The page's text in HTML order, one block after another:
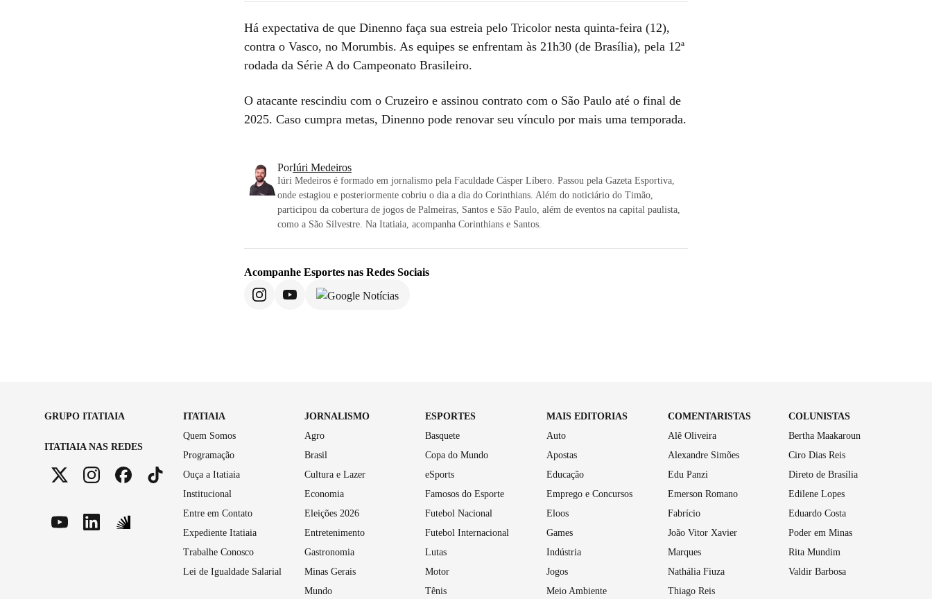
Há expectativa de que Dinenno faça sua estreia pelo Tricolor nesta quinta-feira (12),
contra o Vasco, no Morumbis. As equipes se enfrentam às 21h30 (de Brasília), pela 12ª
rodada da Série A do Campeonato Brasileiro.
O atacante rescindiu com o Cruzeiro e assinou contrato com o São Paulo até o final de
2025. Caso cumpra metas, Dinenno pode renovar seu vínculo por mais uma temporada.
PorIúri Medeiros
Iúri Medeiros é formado em jornalismo pela Faculdade Cásper Líbero. Passou pela Gazeta Esportiva,
onde estagiou e posteriormente cobriu o dia a dia do Corinthians. Além do noticiário do Timão,
participou da cobertura de jogos de Palmeiras, Santos e São Paulo, além de eventos na capital paulista,
como a São Silvestre. Na Itatiaia, acompanha Corinthians e Santos.
Acompanhe Esportes nas Redes Sociais
GRUPO ITATIAIA
ITATIAIA NAS REDES
ITATIAIA
Quem Somos
Programação
Ouça a Itatiaia
Institucional
Entre em Contato
Expediente Itatiaia
Trabalhe Conosco
Lei de Igualdade Salarial
JORNALISMO
Agro
Brasil
Cultura e Lazer
Economia
Eleições 2026
Entretenimento
Gastronomia
Minas Gerais
Mundo
ESPORTES
Basquete
Copa do Mundo
eSports
Famosos do Esporte
Futebol Nacional
Futebol Internacional
Lutas
Motor
Tênis
MAIS EDITORIAS
Auto
Apostas
Educação
Emprego e Concursos
Eloos
Games
Indústria
Jogos
Meio Ambiente
COMENTARISTAS
Alê Oliveira
Alexandre Simões
Edu Panzi
Emerson Romano
Fabrício
João Vitor Xavier
Marques
Nathália Fiuza
Thiago Reis
COLUNISTAS
Bertha Maakaroun
Ciro Dias Reis
Direto de Brasília
Edilene Lopes
Eduardo Costa
Poder em Minas
Rita Mundim
Valdir Barbosa